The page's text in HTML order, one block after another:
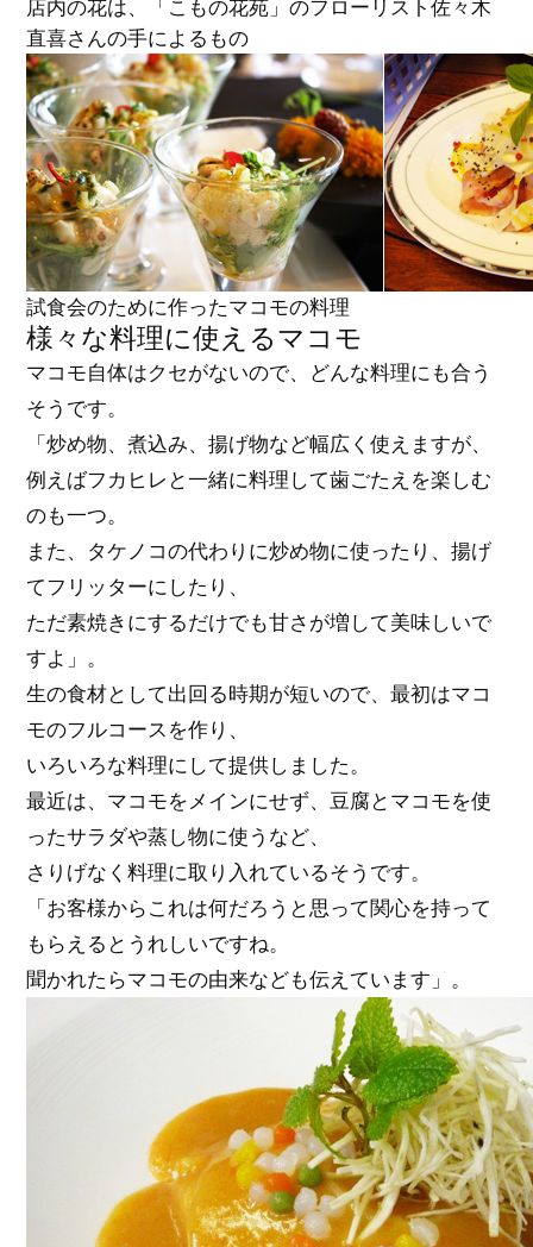
店内の花は、「こもの花苑」のフローリスト佐々木
直喜さんの手によるもの
試食会のために作ったマコモの料理
様々な料理に使えるマコモ
マコモ自体はクセがないので、どんな料理にも合う
そうです。
「炒め物、煮込み、揚げ物など幅広く使えますが、
例えばフカヒレと一緒に料理して歯ごたえを楽しむ
のも一つ。
また、タケノコの代わりに炒め物に使ったり、揚げ
てフリッターにしたり、
ただ素焼きにするだけでも甘さが増して美味しいで
すよ」。
生の食材として出回る時期が短いので、最初はマコ
モのフルコースを作り、
いろいろな料理にして提供しました。
最近は、マコモをメインにせず、豆腐とマコモを使
ったサラダや蒸し物に使うなど、
さりげなく料理に取り入れているそうです。
「お客様からこれは何だろうと思って関心を持って
もらえるとうれしいですね。
聞かれたらマコモの由来なども伝えています」。